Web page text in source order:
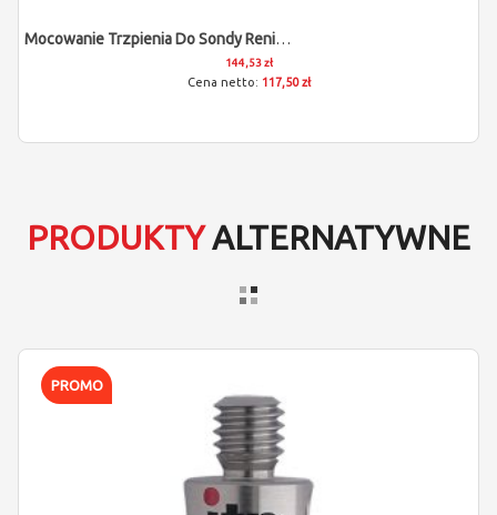
Mocowanie Trzpienia Do Sondy Renishaw TS27R, OTS, RTS
144,53 zł
117,50 zł
PRODUKTYALTERNATYWNE
PROMO